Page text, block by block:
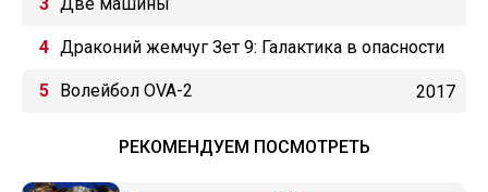
Драконий жемчуг Зет 9: Галактика в опасности
Волейбол OVA-2 2017
РЕКОМЕНДУЕМ ПОСМОТРЕТЬ